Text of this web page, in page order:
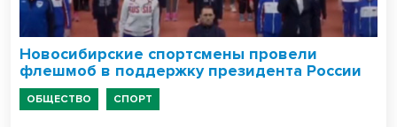
Новосибирские спортсмены провели
флешмоб в поддержку президента России
ОБЩЕСТВО СПОРТ